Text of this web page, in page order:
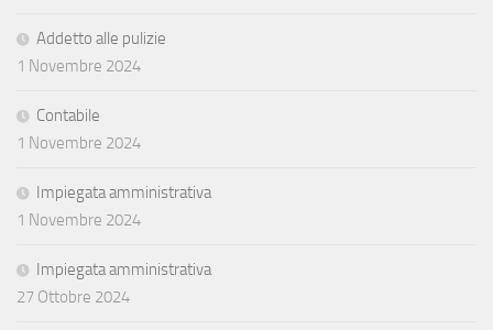
Addetto alle pulizie
1 Novembre 2024
Contabile
1 Novembre 2024
Impiegata amministrativa
1 Novembre 2024
Impiegata amministrativa
27 Ottobre 2024